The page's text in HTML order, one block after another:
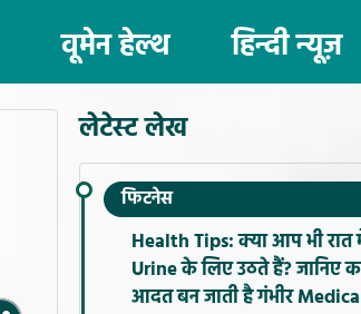
वूमेन हेल्थ हिन्दी न्यूज़
लेटेस्ट लेख
फिटनेस
Health Tips: क्या आप भी रात
Urine के लिए उठते हैं? जानिए
आदत बन जाती है गंभीर